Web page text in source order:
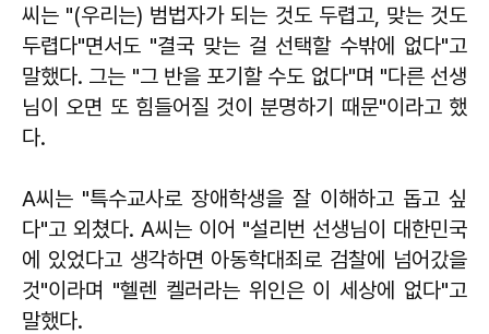
씨는 "(우리는) 범법자가 되는 것도 두렵고, 맞는 것도
두렵다"면서도 "결국 맞는 걸 선택할 수밖에 없다"고
말했다. 그는 "그 반을 포기할 수도 없다"며 "다른 선생
님이 오면 또 힘들어질 것이 분명하기 때문"이라고 했
다.
A씨는 "특수교사로 장애학생을 잘 이해하고 돕고 싶
다"고 외쳤다. A씨는 이어 "설리번 선생님이 대한민국
에 있었다고 생각하면 아동학대죄로 검찰에 넘어갔을
것"이라며 "헬렌 켈러라는 위인은 이 세상에 없다"고
말했다.